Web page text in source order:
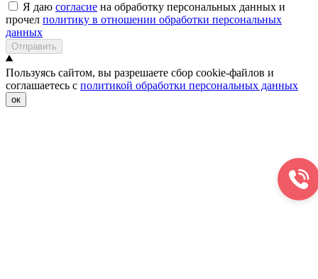
Я даю согласие на обработку персональных данных и
прочел политику в отношении обработки персональных
данных
Отправить
Пользуясь сайтом, вы разрешаете сбор cookie-файлов и
соглашаетесь с политикой обработки персональных данных
ок